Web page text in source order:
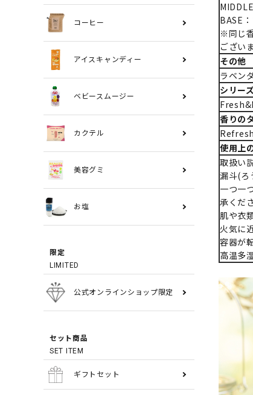
コーヒー
アイスキャンディー
ベビースムージー
カクテル
美容グミ
お塩
限定
LIMITED
公式オンラインショップ限定
セット商品
SET ITEM
ギフトセット
MIDDLE
BASE：
※同じ
ござい
その他
ラベン
シリー
香りの
使用上
取扱い
漏斗(ろ
一つ一
承くだ
肌や衣
火気に
容器が
高温多